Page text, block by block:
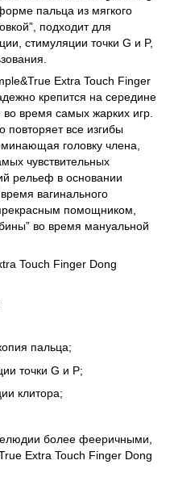
пальца из мягкого
подходит для
стимуляции точки G и P,
Extra Touch Finger
крепится на середине
время самых жарких игр.
повторяет все изгибы
головку члена,
чувствительных
рельеф в основании
вагинального
помощником,
во время мануальной
Touch Finger Dong
пальца;
точки G и P;
клитора;
более фееричными,
Extra Touch Finger Dong